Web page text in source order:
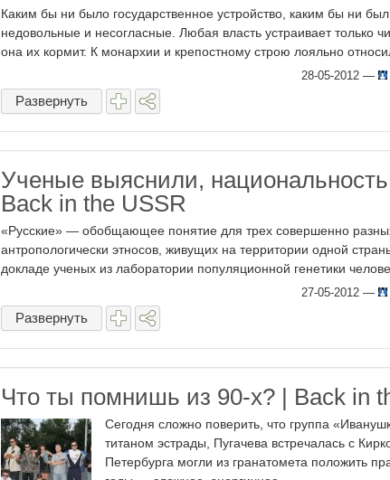
Каким бы ни было государственное устройство, каким бы ни был
недовольные и несогласные. Любая власть устраивает только
она их кормит. К монархии и крепостному строю лояльно
28-05-2012 —
Развернуть
Ученые выяснили,
Back in the USSR
«Русские» — обобщающее понятие для трех совершенно
антропологически этносов, живущих на территории одной
докладе ученых из лаборатории популяционной генетики
27-05-2012 —
Развернуть
Что ты помнишь из 90-х? | Back in
Сегодня сложно поверить, что группа
титаном эстрады, Пугачева встречалась с
Петербурга могли из гранатомета положить